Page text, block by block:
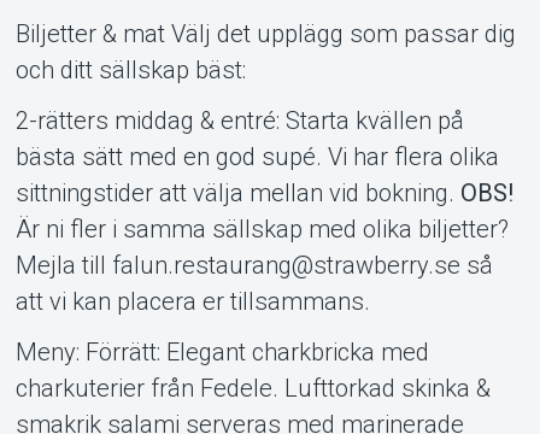
Biljetter & mat Välj det upplägg som passar dig
och ditt sällskap bäst:
2-rätters middag & entré: Starta kvällen på
bästa sätt med en god supé. Vi har flera olika
sittningstider att välja mellan vid bokning. OBS!
Är ni fler i samma sällskap med olika biljetter?
Mejla till falun.restaurang@strawberry.se så
att vi kan placera er tillsammans.
Meny: Förrätt: Elegant charkbricka med
charkuterier från Fedele. Lufttorkad skinka &
smakrik salami serveras med marinerade